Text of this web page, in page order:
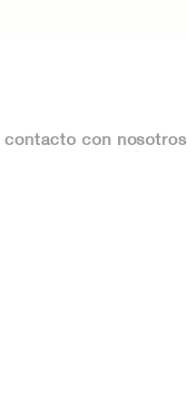
contacto con nosotros